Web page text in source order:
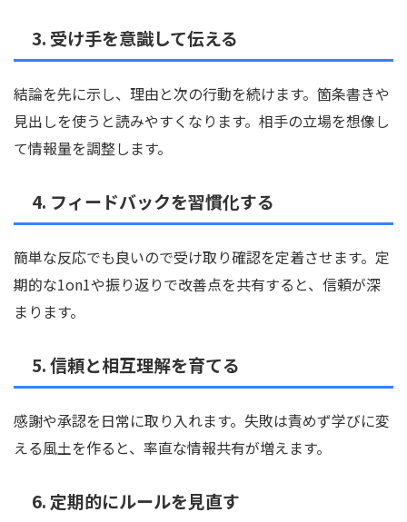
3. 受け手を意識して伝える
結論を先に示し、理由と次の行動を続けます。箇条書きや
見出しを使うと読みやすくなります。相手の立場を想像し
て情報量を調整します。
4. フィードバックを習慣化する
簡単な反応でも良いので受け取り確認を定着させます。定
期的な1on1や振り返りで改善点を共有すると、信頼が深
まります。
5. 信頼と相互理解を育てる
感謝や承認を日常に取り入れます。失敗は責めず学びに変
える風土を作ると、率直な情報共有が増えます。
6. 定期的にルールを見直す